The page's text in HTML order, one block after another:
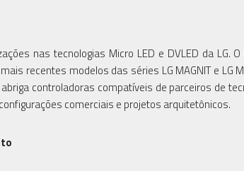
nas tecnologias Micro LED e DVLED da LG.
recentes modelos das séries LG MAGNIT e LG
controladoras compatíveis de parceiros de
comerciais e projetos arquitetônicos.